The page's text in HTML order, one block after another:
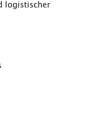
logistischer